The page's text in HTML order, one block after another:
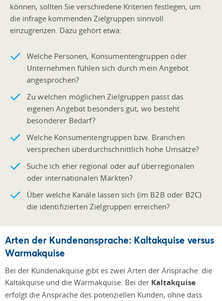
können, sollten Sie verschiedene Kriterien festlegen, um
die infrage kommenden Zielgruppen sinnvoll
einzugrenzen. Dazu gehört etwa:
Welche Personen, Konsumentengruppen oder
Unternehmen fühlen sich durch mein Angebot
angesprochen?
Zu welchen möglichen Zielgruppen passt das
eigenen Angebot besonders gut, wo besteht
besonderer Bedarf?
Welche Konsumentengruppen bzw. Branchen
versprechen überdurchschnittlich hohe Umsätze?
Suche ich eher regional oder auf überregionalen
oder internationalen Märkten?
Über welche Kanäle lassen sich (im B2B oder B2C)
die identifizierten Zielgruppen erreichen?
Arten der Kundenansprache: Kaltakquise versus
Warmakquise
Bei der Kundenakquise gibt es zwei Arten der Ansprache: die
Kaltakquise und die Warmakquise. Bei der Kaltakquise
erfolgt die Ansprache des potenziellen Kunden, ohne dass